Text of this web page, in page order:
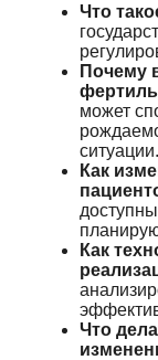
Что
Почему
может
ситуации.
Как
Как
Что